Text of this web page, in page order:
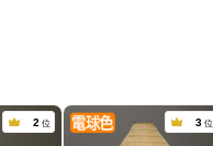
2 位 3 位